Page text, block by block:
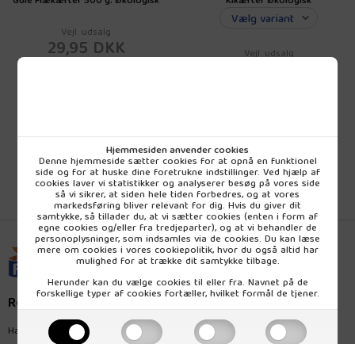
Hjemmesiden anvender cookies
Denne hjemmeside sætter cookies for at opnå en funktionel
side og for at huske dine foretrukne indstillinger. Ved hjælp af
cookies laver vi statistikker og analyserer besøg på vores side
så vi sikrer, at siden hele tiden forbedres, og at vores
markedsføring bliver relevant for dig. Hvis du giver dit
samtykke, så tillader du, at vi sætter cookies (enten i form af
egne cookies og/eller fra tredjeparter), og at vi behandler de
personoplysninger, som indsamles via de cookies. Du kan læse
mere om cookies i vores cookiepolitik, hvor du også altid har
mulighed for at trække dit samtykke tilbage.
Herunder kan du vælge cookies til eller fra. Navnet på de
forskellige typer af cookies fortæller, hvilket formål de tjener.
Vejl. udsalg
29,95 DKK Vejl. udsalg
Rømer Naturprodukt
Hagemannsvej 28